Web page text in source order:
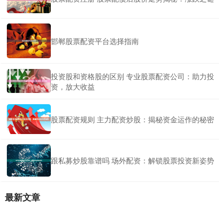
邯郸股票配资平台选择指南
投资股和资格股的区别 专业股票配资公司：助力投
资，放大收益
股票配资规则 主力配资炒股：揭秘资金运作的秘密
跟私募炒股靠谱吗 场外配资：解锁股票投资新姿势
最新文章